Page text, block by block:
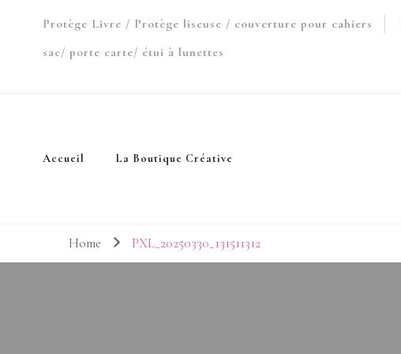
Protège Livre / Protège liseuse / couverture pour cahiers
sac/ porte carte/ étui à lunettes
Accueil La Boutique Créative
Home
PXL_20250330_131511312